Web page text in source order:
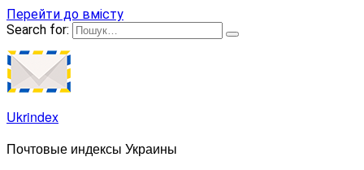
Перейти до вмісту
Search for:
Ukrindex
Почтовые индексы Украины